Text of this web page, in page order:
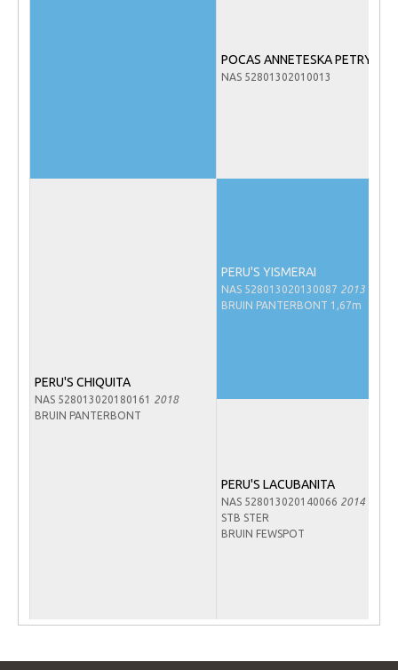
Röntgenonderzoek
WBSFH
POCAS ANNETESKA PETRYNA
NAS 52801302010013
PERU'S CHIQUITA
NAS 528013020180161 2018
BRUIN PANTERBONT
PERU'S YISMERAI
NAS 528013020130087 2013
BRUIN PANTERBONT 1,67m
PERU'S LACUBANITA
NAS 528013020140066 2014
STB STER
BRUIN FEWSPOT